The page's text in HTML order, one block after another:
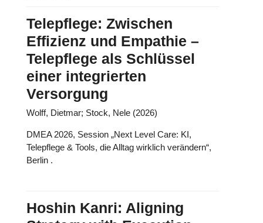
Telepflege: Zwischen
Effizienz und Empathie –
Telepflege als Schlüssel
einer integrierten
Versorgung
Wolff, Dietmar; Stock, Nele (2026)
DMEA 2026, Session „Next Level Care: KI,
Telepflege & Tools, die Alltag wirklich verändern“,
Berlin .
Hoshin Kanri: Aligning